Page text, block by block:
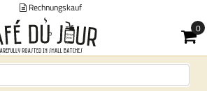
Rechnungskauf